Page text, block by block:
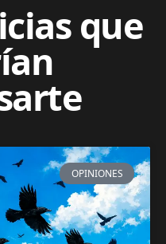
que
OPINIONES